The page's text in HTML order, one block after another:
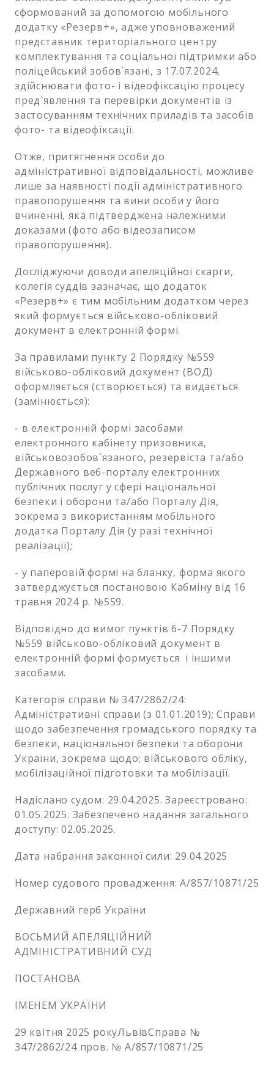
сформований за допомогою мобільного
додатку «Резерв+», адже уповноважений
представник територіального центру
комплектування та соціальної підтримки або
поліцейський зобов`язані, з 17.07.2024,
здійснювати фото- і відеофіксацію процесу
пред`явлення та перевірки документів із
застосуванням технічних приладів та засобів
фото- та відеофіксації.
Отже, притягнення особи до
адміністративної відповідальності, можливе
лише за наявності події адміністративного
правопорушення та вини особи у його
вчиненні, яка підтверджена належними
доказами (фото або відеозаписом
правопорушення).
Досліджуючи доводи апеляційної скарги,
колегія суддів зазначає, що додаток
«Резерв+» є тим мобільним додатком через
який формується військово-обліковий
документ в електронній формі.
За правилами пункту 2 Порядку №559
військово-обліковий документ (ВОД)
оформляється (створюється) та видається
(замінюється):
- в електронній формі засобами
електронного кабінету призовника,
військовозобов`язаного, резервіста та/або
Державного веб-порталу електронних
публічних послуг у сфері національної
безпеки і оборони та/або Порталу Дія,
зокрема з використанням мобільного
додатка Порталу Дія (у разі технічної
реалізації);
- у паперовій формі на бланку, форма якого
затверджується постановою Кабміну від 16
травня 2024 р. №559.
Відповідно до вимог пунктів 6-7 Порядку
№559 військово-обліковий документ в
електронній формі формується і іншими
засобами.
Категорія справи № 347/2862/24:
Адміністративні справи (з 01.01.2019); Справи
щодо забезпечення громадського порядку та
безпеки, національної безпеки та оборони
України, зокрема щодо; військового обліку,
мобілізаційної підготовки та мобілізації.
Надіслано судом: 29.04.2025. Зареєстровано:
01.05.2025. Забезпечено надання загального
доступу: 02.05.2025.
Дата набрання законної сили: 29.04.2025
Номер судового провадження: А/857/10871/25
Державний герб України
ВОСЬМИЙ АПЕЛЯЦІЙНИЙ
АДМІНІСТРАТИВНИЙ СУД
ПОСТАНОВА
ІМЕНЕМ УКРАЇНИ
29 квітня 2025 рокуЛьвівСправа №
347/2862/24 пров. № А/857/10871/25